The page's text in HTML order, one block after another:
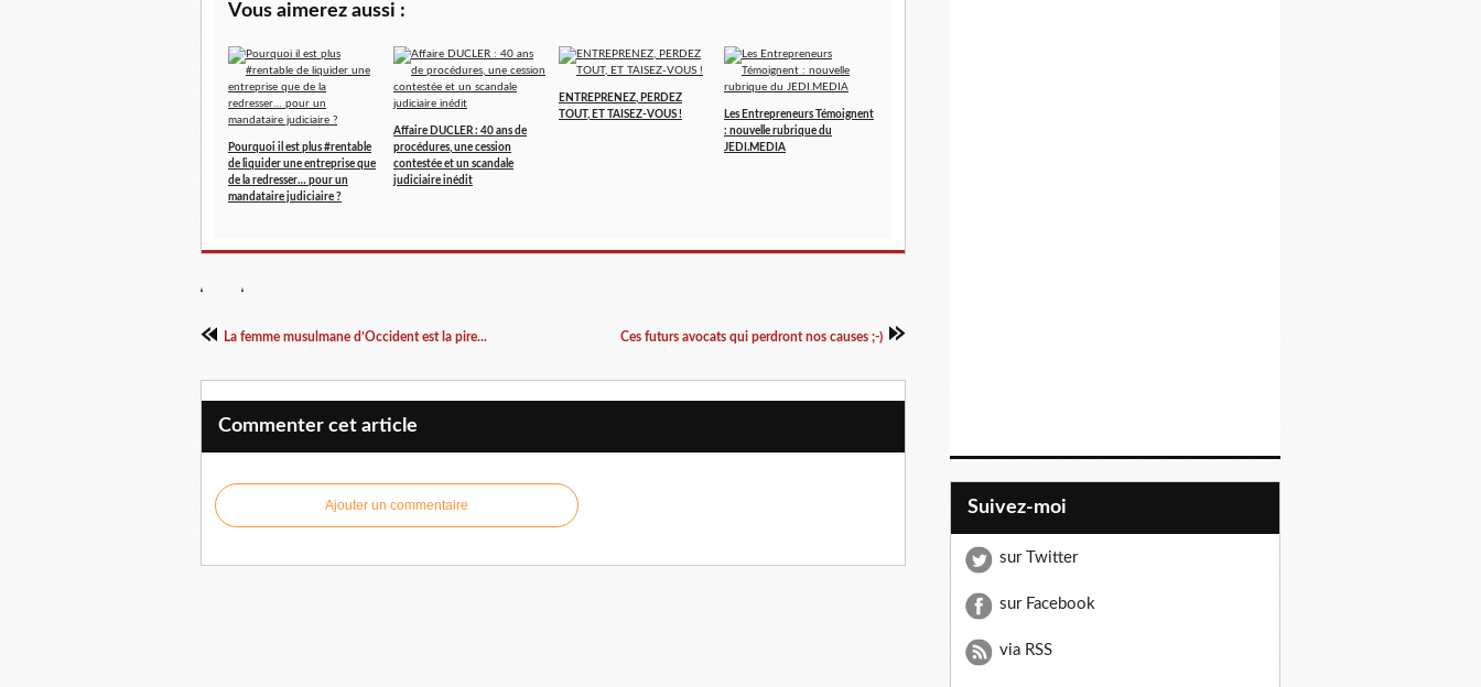
Vous aimerez aussi :
Pourquoi il est plus #rentable
de liquider une entreprise que
de la redresser… pour un
mandataire judiciaire ?
Affaire DUCLER : 40 ans de
procédures, une cession
contestée et un scandale
judiciaire inédit
ENTREPRENEZ, PERDEZ
TOUT, ET TAISEZ-VOUS !
Les Entrepreneurs Témoignent
: nouvelle rubrique du
JEDI.MEDIA
La femme musulmane d’Occident est la pire... Ces futurs avocats qui perdront nos causes ;-)
Commenter cet article
Ajouter un commentaire Suivez-moi
sur Twitter
sur Facebook
via RSS